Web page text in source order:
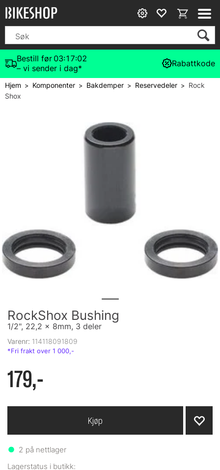
Bestill før 03:17:02
– vi sender i dag*
Rabattkode
Hjem> Komponenter> Bakdemper> Reservedeler> Rock
Shox
RockShox Bushing
1/2", 22,2 x 8mm, 3 deler
Varenr: 114118091809
179,-
2 på nettlager
Kjøp